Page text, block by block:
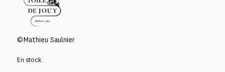
©Mathieu Saulnier
En stock